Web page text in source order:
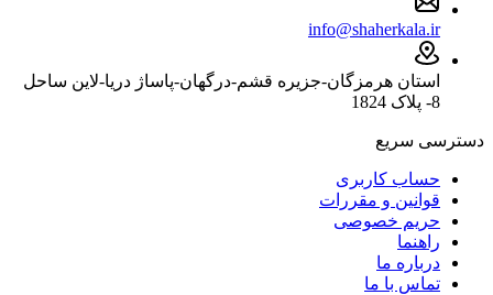
info@shaherkala.ir
استان هرمزگان-جزیره قشم-درگهان-پاساژ دریا-لاین ساحل
8- پلاک 1824
دسترسی سریع
حساب کاربری
قوانین و مقررات
حریم خصوصی
راهنما
درباره ما
تماس با ما